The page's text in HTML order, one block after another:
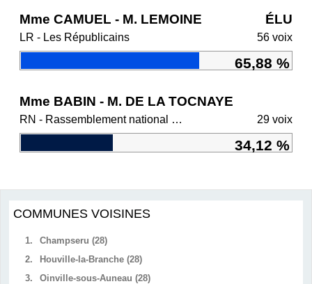
Mme CAMUEL - M. LEMOINE ÉLU
LR - Les Républicains 56 voix
65,88 %
Mme BABIN - M. DE LA TOCNAYE
RN - Rassemblement national et ses alliés 29 voix
34,12 %
COMMUNES VOISINES
1.
Champseru (28)
2.
Houville-la-Branche (28)
3.
Oinville-sous-Auneau (28)